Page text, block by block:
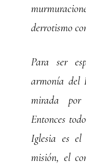
derrotismo
Para ser
armonía del
mirada
Entonces
Iglesia es
misión, el